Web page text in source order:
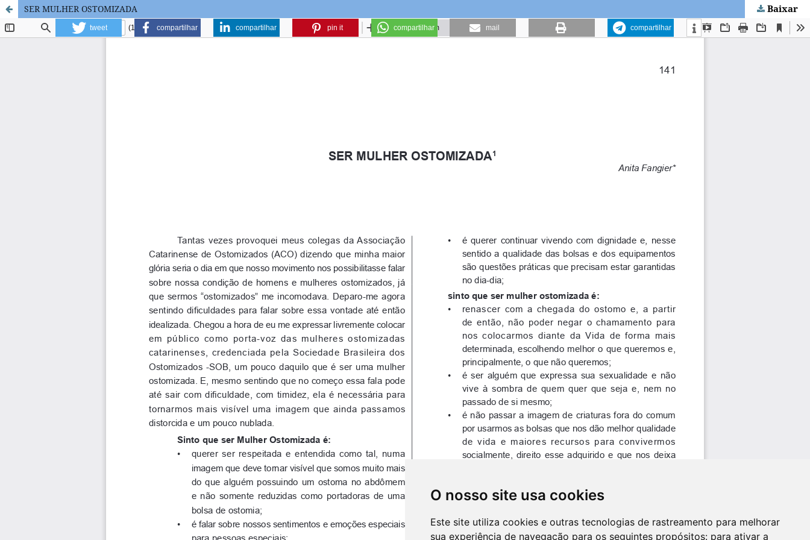
O nosso site usa cookies
Este site utiliza cookies e outras tecnologias de rastreamento para melhorar
sua experiência de navegação para os seguintes propósitos: para ativar a
SER MULHER OSTOMIZADA Baixar
tweet compartilhar compartilhar pin it compartilhar mail compartilhar